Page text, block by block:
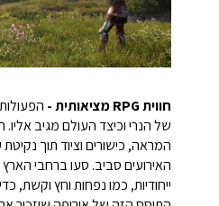
חווית RPG מציאותית -
של הנרי וכיצד העולם מגיב
המראה, כישורים וציוד תוך
האירועים סביב. סעו ברחבי
ייחודיות, כמו נפחות וחץ וקשת,